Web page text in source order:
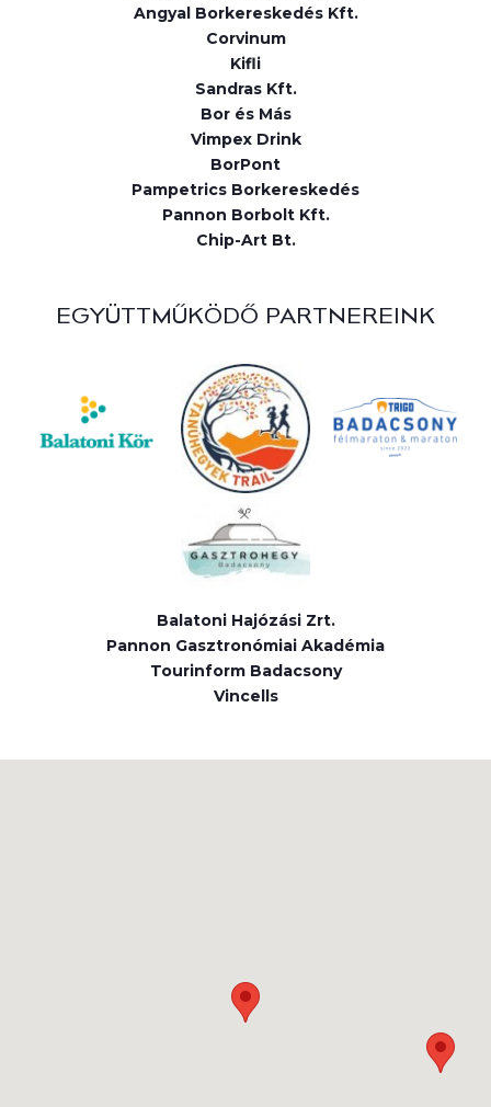
Angyal Borkereskedés Kft.
Corvinum
Kifli
Sandras Kft.
Bor és Más
Vimpex Drink
BorPont
Pampetrics Borkereskedés
Pannon Borbolt Kft.
Chip-Art Bt.
EGYÜTTMŰKÖDŐ PARTNEREINK
Balatoni Hajózási Zrt.
Pannon Gasztronómiai Akadémia
Tourinform Badacsony
Vincells